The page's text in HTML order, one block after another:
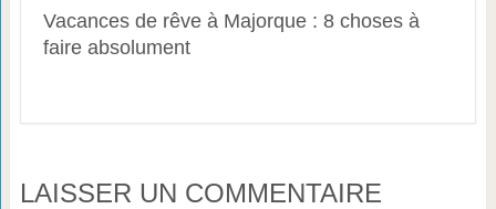
Vacances de rêve à Majorque : 8 choses à
faire absolument
LAISSER UN COMMENTAIRE